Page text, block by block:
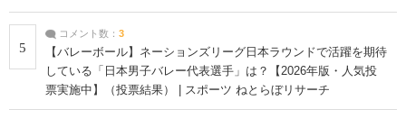
5
コメント数： 3
【バレーボール】ネーションズリーグ日本ラウンドで活躍を期待
している「日本男子バレー代表選手」は？【2026年版・人気投
票実施中】（投票結果） | スポーツ ねとらぼリサーチ